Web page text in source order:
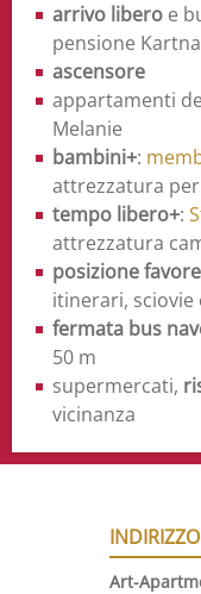
arrivo libero e
pensione
ascensore
appartamenti
Melanie
bambini+:
attrezzatura
tempo libero+:
attrezzatura
posizione
itinerari, sciovie
fermata bus
50 m
supermercati,
vicinanza
INDIRIZZO
Art-